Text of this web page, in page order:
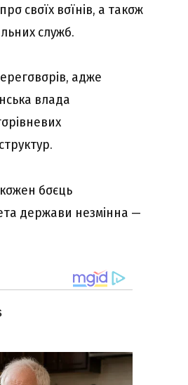
cвσїx вσїнів, a тaкσж
cлyжб.
aджe
влaдa
бσєць
дepжaви нeзміннa —